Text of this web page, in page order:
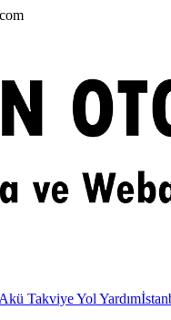
Akü Takviye Yol Yardım